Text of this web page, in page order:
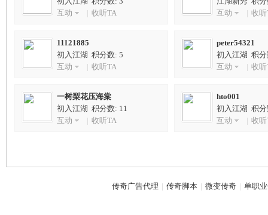
互动
| 收听TA
互动
| 收
11121885
初入江湖 积分数: 5
互动
| 收听TA
peter54321
初入江湖 积分
互动
| 收
一树梨花压海棠
初入江湖 积分数: 11
互动
| 收听TA
hto001
初入江湖 积分
互动
| 收
传奇广告代理 | 传奇脚本 | 微变传奇 | 单职